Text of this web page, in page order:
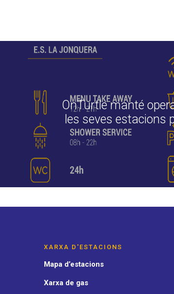
OnTurtle manté
les seves estacions
XARXA D'ESTACIONS
Mapa d’estacions
Xarxa de gas